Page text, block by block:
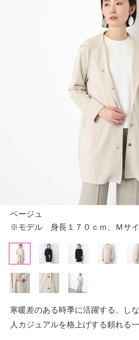
ベージュ
※モデル 身長１７０ｃｍ、Ｍサイ
寒暖差のある時季に活躍する、し
人カジュアルを格上げする頼れる一